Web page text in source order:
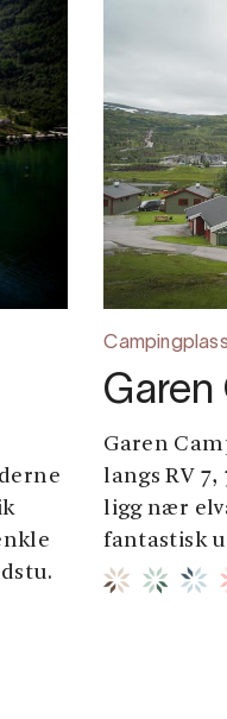
Garen
Garen
langs RV
ligg nær
fantastisk